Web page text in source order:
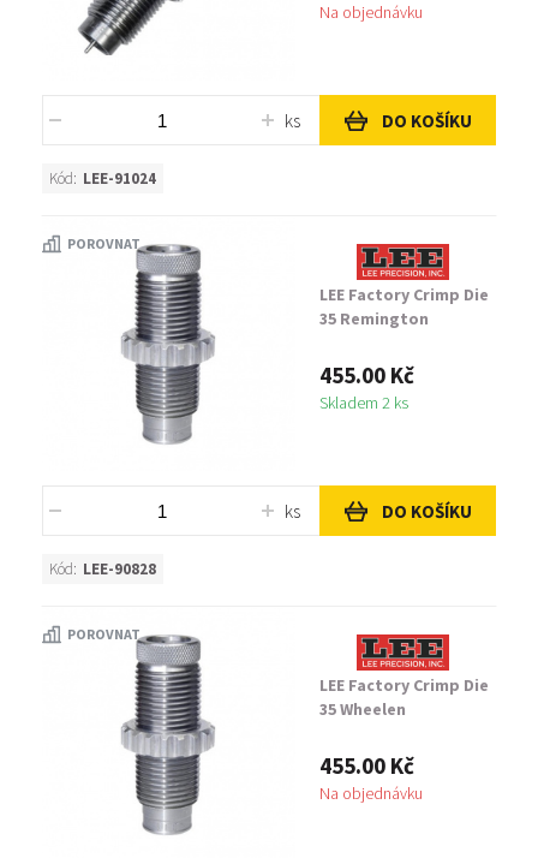
Na objednávku
ks DO KOŠÍKU
Kód: LEE-91024
POROVNAT
LEE Factory Crimp Die
35 Remington
455.00 Kč
Skladem 2 ks
ks DO KOŠÍKU
Kód: LEE-90828
POROVNAT
LEE Factory Crimp Die
35 Wheelen
455.00 Kč
Na objednávku